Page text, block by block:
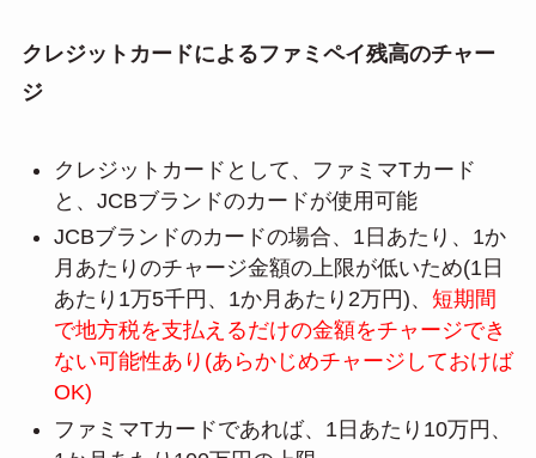
クレジットカードによるファミペイ残高のチャー
ジ
クレジットカードとして、ファミマTカード
と、JCBブランドのカードが使用可能
JCBブランドのカードの場合、1日あたり、1か
月あたりのチャージ金額の上限が低いため(1日
あたり1万5千円、1か月あたり2万円)、 短期間
で地方税を支払えるだけの金額をチャージでき
ない可能性あり(あらかじめチャージしておけば
OK)
ファミマTカードであれば、1日あたり10万円、